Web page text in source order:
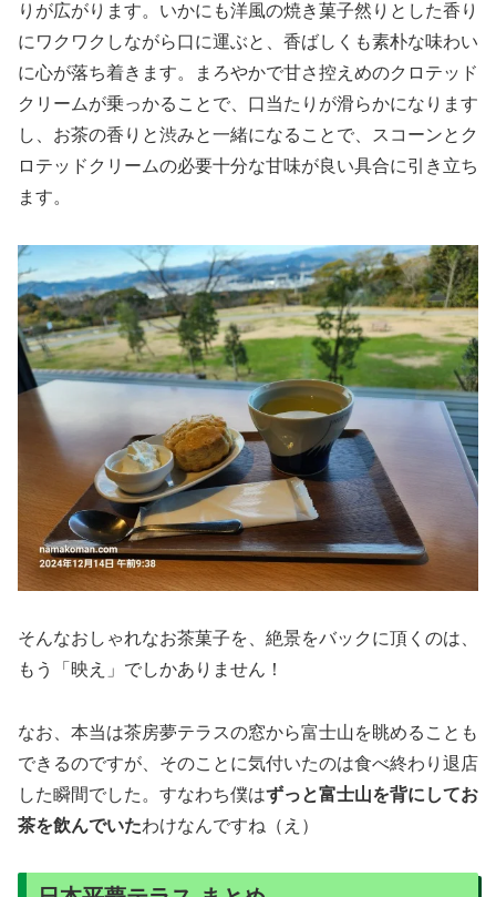
りが広がります。いかにも洋風の焼き菓子然りとした香り
にワクワクしながら口に運ぶと、香ばしくも素朴な味わい
に心が落ち着きます。まろやかで甘さ控えめのクロテッド
クリームが乗っかることで、口当たりが滑らかになります
し、お茶の香りと渋みと一緒になることで、スコーンとク
ロテッドクリームの必要十分な甘味が良い具合に引き立ち
ます。
そんなおしゃれなお茶菓子を、絶景をバックに頂くのは、
もう「映え」でしかありません！
なお、本当は茶房夢テラスの窓から富士山を眺めることも
できるのですが、そのことに気付いたのは食べ終わり退店
した瞬間でした。すなわち僕はずっと富士山を背にしてお
茶を飲んでいたわけなんですね（え）